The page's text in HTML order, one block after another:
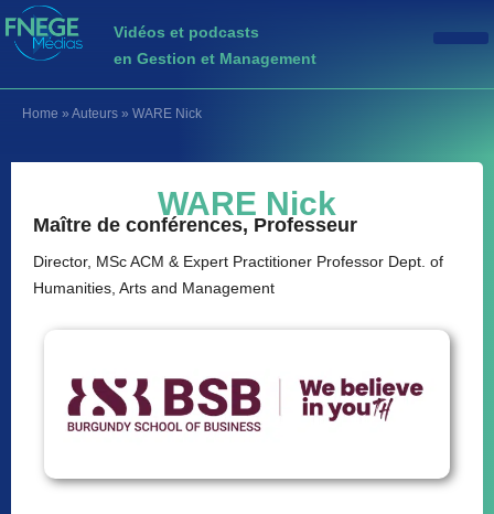
Vidéos et podcasts
en Gestion et Management
Home » Auteurs » WARE Nick
WARE Nick
Maître de conférences, Professeur
Director, MSc ACM & Expert Practitioner Professor Dept. of
Humanities, Arts and Management